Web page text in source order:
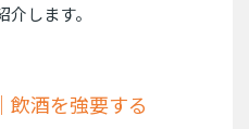
します。
酒を強要する